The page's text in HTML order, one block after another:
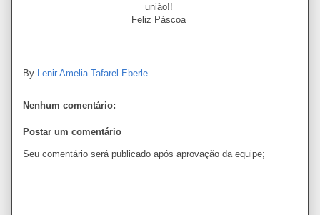
união!!
Feliz Páscoa
By Lenir Amelia Tafarel Eberle
Nenhum comentário:
Postar um comentário
Seu comentário será publicado após aprovação da equipe;